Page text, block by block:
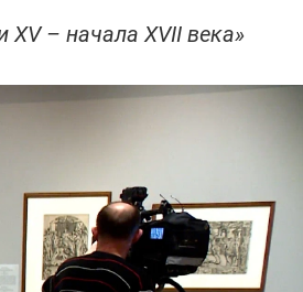
– начала XVII века»